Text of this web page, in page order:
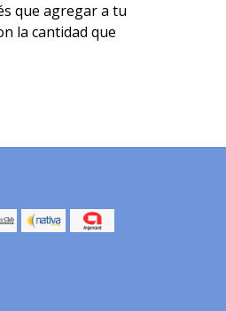
que agregar a tu
la cantidad que